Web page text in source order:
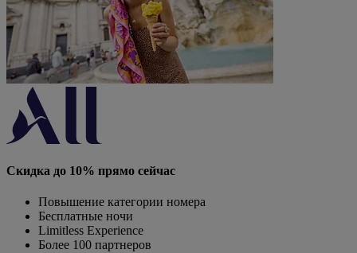
Скидка до 10% прямо сейчас
Повышение категории номера
Бесплатные ночи
Limitless Experience
Более 100 партнеров